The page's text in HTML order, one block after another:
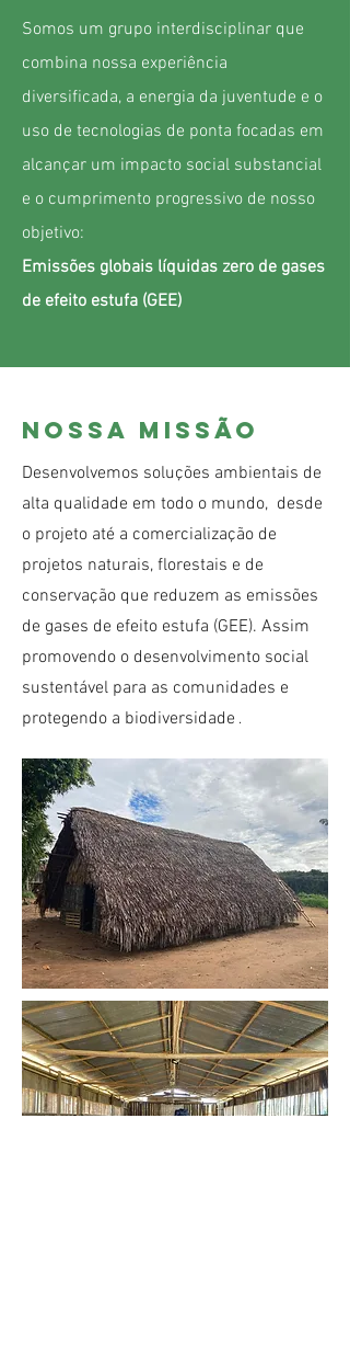
Somos um grupo interdisciplinar que
combina nossa experiência
diversificada, a energia da juventude e o
uso de tecnologias de ponta focadas em
alcançar um impacto social substancial
e o cumprimento progressivo de nosso
objetivo:
Emissões globais líquidas zero de gases
de efeito estufa (GEE)
Nossa missão
Desenvolvemos soluções ambientais de
alta qualidade em todo o mundo, desde
o projeto até a comercialização de
projetos naturais, florestais e de
conservação que reduzem as emissões
de gases de efeito estufa (GEE). Assim
promovendo o desenvolvimento social
sustentável para as comunidades e
protegendo a biodiversidade .